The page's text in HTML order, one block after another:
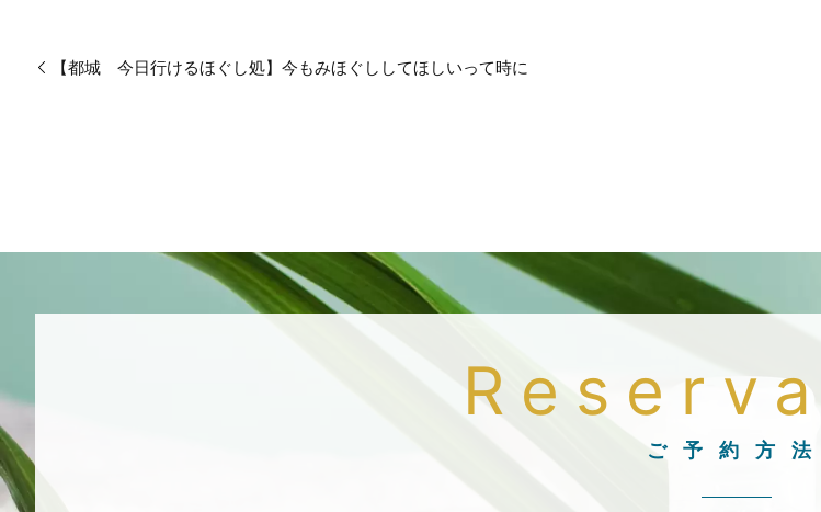
【都城 今日行けるほぐし処】今もみほぐししてほしいって時に
ご予約方法